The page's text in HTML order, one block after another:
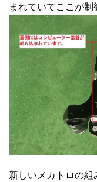
まれていてここが制
新しいメカトロの